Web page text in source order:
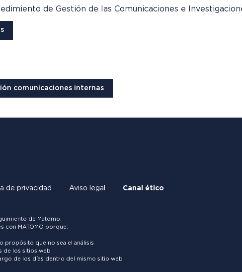
de Gestión de las Comunicaciones e
ón comunicaciones internas
de privacidad Aviso legal Canal ético
de Matomo.
con MATOMO porque:
propósito que no sea el análisis
de los sitios web
de los días dentro del mismo sitio web